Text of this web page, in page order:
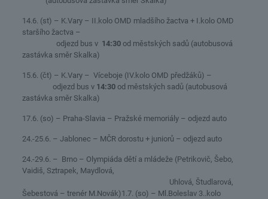
14.6. (st) – K.Vary – II.kolo OMD mladšího žactva + I.kolo OMD
staršího žactva –
odjezd bus v 14:30 od městských sadů (autobusová
zastávka směr Skalka)
15.6. (čt) – K.Vary – Víceboje (IV.kolo OMD předžáků) –
odjezd bus v 14:30 od městských sadů (autobusová
zastávka směr Skalka)
17.6. (so) – Praha-Slavia – Pražské memoriály – odjezd auto
24.-25.6. – Jablonec – MČR dorostu + juniorů – odjezd auto
24.-29.6. – Brno – Olympiáda dětí a mládeže (Petrikovič, Šebo,
Vaidiš, Sztrapek, Maydlová,
Uhlová, Študlarová,
Šebestová – trenér M.Novák)1.7. (so) – Ml.Boleslav 3..kolo